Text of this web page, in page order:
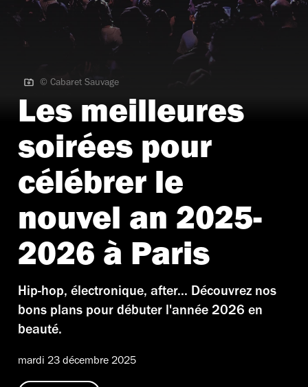
© Cabaret Sauvage
© Cabaret Sauvage
Les meilleures
soirées pour
célébrer le
nouvel an 2025-
2026 à Paris
Hip-hop, électronique, after... Découvrez nos
bons plans pour débuter l'année 2026 en
beauté.
mardi 23 décembre 2025